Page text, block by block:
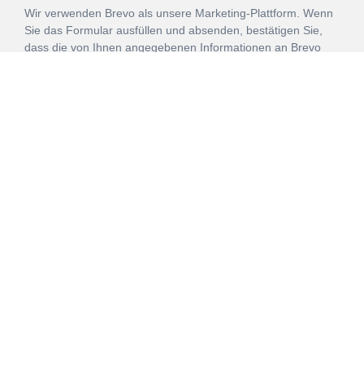
Wir verwenden Brevo als unsere Marketing-Plattform. Wenn
Sie das Formular ausfüllen und absenden, bestätigen Sie,
dass die von Ihnen angegebenen Informationen an Brevo